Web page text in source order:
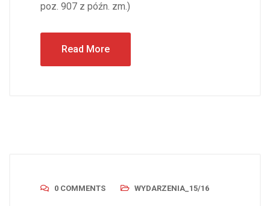
poz. 907 z późn. zm.)
Read More
0 COMMENTS WYDARZENIA_15/16